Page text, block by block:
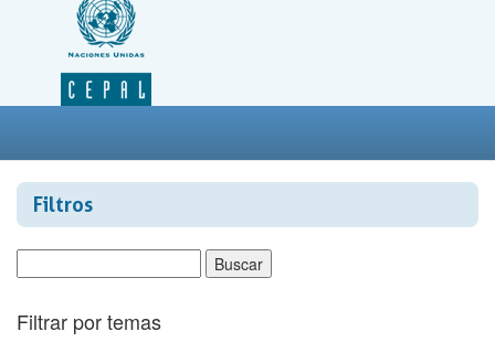
Filtros
Filtrar por temas